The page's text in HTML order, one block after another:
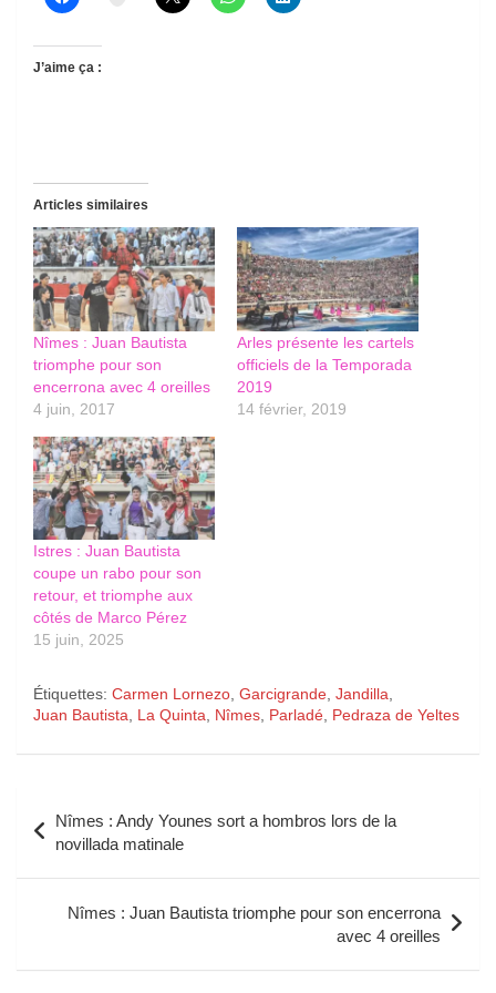
J’aime ça :
Articles similaires
Nîmes : Juan Bautista
triomphe pour son
encerrona avec 4 oreilles
4 juin, 2017
Arles présente les cartels
officiels de la Temporada
2019
14 février, 2019
Istres : Juan Bautista
coupe un rabo pour son
retour, et triomphe aux
côtés de Marco Pérez
15 juin, 2025
Étiquettes: Carmen Lornezo, Garcigrande, Jandilla,
Juan Bautista, La Quinta, Nîmes, Parladé, Pedraza de Yeltes
de
l’article
Nîmes : Andy Younes sort a hombros lors de la
novillada matinale
Nîmes : Juan Bautista triomphe pour son encerrona
avec 4 oreilles